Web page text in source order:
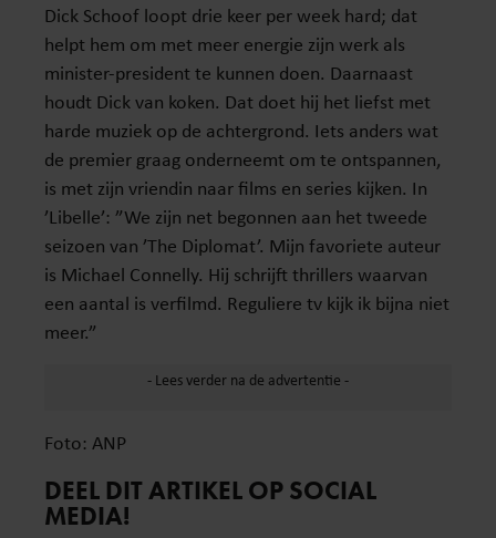
Dick Schoof loopt drie keer per week hard; dat
helpt hem om met meer energie zijn werk als
minister-president te kunnen doen. Daarnaast
houdt Dick van koken. Dat doet hij het liefst met
harde muziek op de achtergrond. Iets anders wat
de premier graag onderneemt om te ontspannen,
is met zijn vriendin naar films en series kijken. In
’Libelle’: ”We zijn net begonnen aan het tweede
seizoen van ’The Diplomat’. Mijn favoriete auteur
is Michael Connelly. Hij schrijft thrillers waarvan
een aantal is verfilmd. Reguliere tv kijk ik bijna niet
meer.”
Foto: ANP
DEEL DIT ARTIKEL OP SOCIAL
MEDIA!